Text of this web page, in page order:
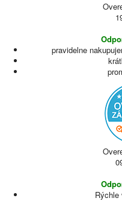
pravidelne
Rýchle